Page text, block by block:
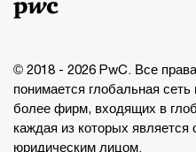
© 2018 - 2026 PwC. Все
понимается глобальная
более фирм, входящих в
каждая из которых
юридическим лицом.